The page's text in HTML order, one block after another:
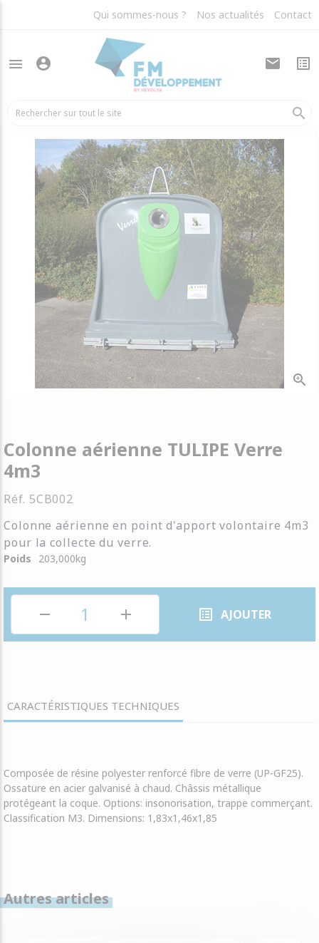
Qui sommes-nous ? Nos actualités Contact
menu account_circle mail list_alt
search
arrow_back Colonnes aériennes
zoom_in
Colonne aérienne TULIPE Verre
4m3
Réf. 5CB002
Colonne aérienne en point d'apport volontaire 4m3
pour la collecte du verre.
Poids 203,000kg
remove add list_alt AJOUTER
CARACTÉRISTIQUES TECHNIQUES
Composée de résine polyester renforcé fibre de verre (UP-GF25).
Ossature en acier galvanisé à chaud. Châssis métallique
protégeant la coque. Options: insonorisation, trappe commerçant.
Classification M3. Dimensions: 1,83x1,46x1,85
Autres articles